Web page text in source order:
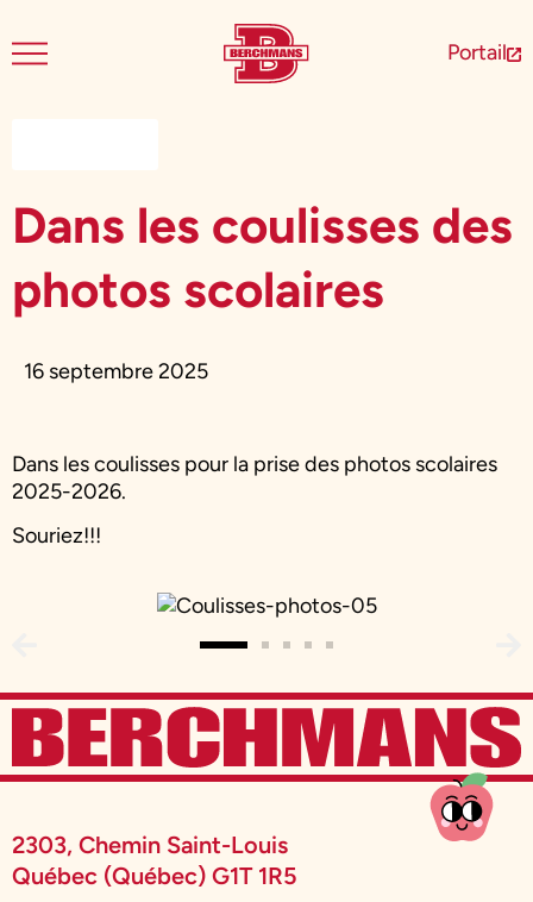
Portail
Dans les coulisses des
photos scolaires
16 septembre 2025
Dans les coulisses pour la prise des photos scolaires
2025-2026.
Souriez!!!
2303, Chemin Saint-Louis
Québec (Québec) G1T 1R5